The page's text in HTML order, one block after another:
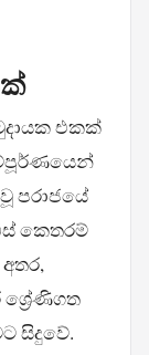
එකක්
පරාජයේ
කෙතරම්
ශ්‍රේණිගත
සිදුවේ.